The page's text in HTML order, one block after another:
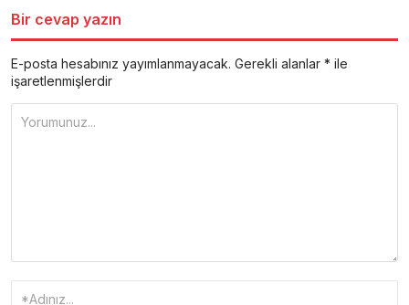
Bir cevap yazın
E-posta hesabınız yayımlanmayacak. Gerekli alanlar * ile
işaretlenmişlerdir